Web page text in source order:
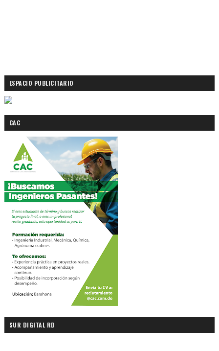
ESPACIO PUBLICITARIO
CAC
SUR DIGITAL RD